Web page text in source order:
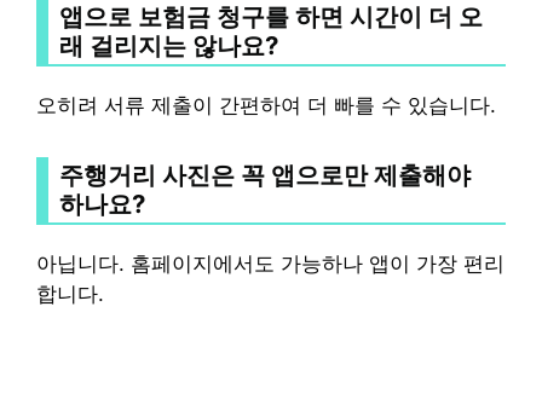
앱으로 보험금 청구를 하면 시간이 더 오
래 걸리지는 않나요?
오히려 서류 제출이 간편하여 더 빠를 수 있습니다.
주행거리 사진은 꼭 앱으로만 제출해야
하나요?
아닙니다. 홈페이지에서도 가능하나 앱이 가장 편리
합니다.